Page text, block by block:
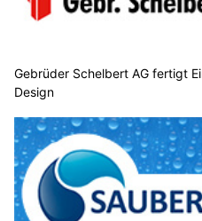
Gebrüder Schelbert AG fertigt
Design